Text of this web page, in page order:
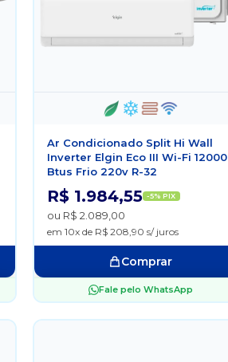
Ar Condicionado Split Hi Wall
Inverter Elgin Eco III Wi-Fi 12000
Btus Frio 220v R-32
R$ 1.984,55 -5% PIX
ou R$ 2.089,00
em 10x de R$ 208,90 s/ juros
Comprar
Fale pelo WhatsApp